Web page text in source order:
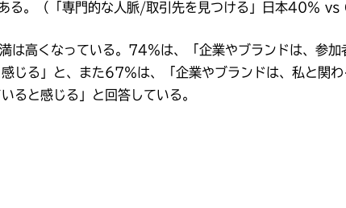
る。（「専門的な人脈/取引先を見つける」日本40％
は高くなっている。74％は、「企業やブランドは、参加
じる」と、また67％は、「企業やブランドは、私と関わ
ると感じる」と回答している。